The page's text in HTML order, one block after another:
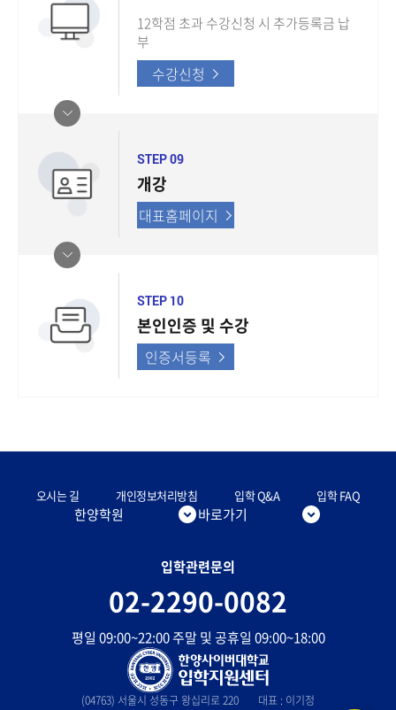
12학점 초과 수강신청 시 추가등록금 납
부
수강신청
STEP 09
개강
대표홈페이지
STEP 10
본인인증 및 수강
인증서등록
오시는 길 개인정보처리방침 입학 Q&A 입학 FAQ
한양학원 바로가기
(04763) 서울시 성동구 왕십리로 220 대표 : 이기정
입학관련문의
02-2290-0082
평일 09:00~22:00 주말 및 공휴일 09:00~18:00